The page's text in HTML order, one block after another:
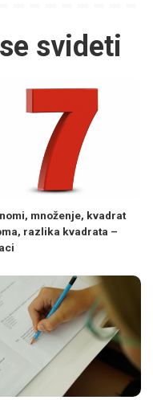
svideti
množenje, kvadrat
razlika kvadrata –